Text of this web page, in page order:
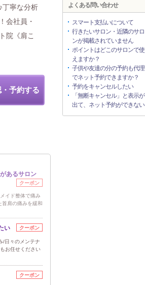
丁寧な分析
会社員・
院《肩こ
予約する
あるサロン
クーポン
イド整体で痛み
肩の痛みを緩和
い クーポン
/日々のメンテナ
お任せください
クーポン
よくある問い合わせ
スマート支払いについて
行きたいサロン・近隣のサロ
ンが掲載されていません
ポイントはどこのサロンで使
えますか？
子供や友達の分の予約も代理
でネット予約できますか？
予約をキャンセルしたい
「無断キャンセル」と表示が
出て、ネット予約ができない